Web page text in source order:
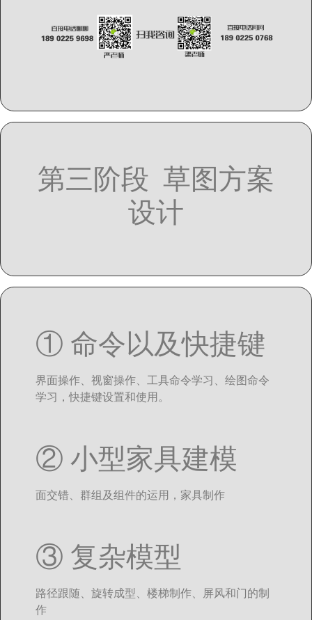
第三阶段 草图方案
设计
① 命令以及快捷键
界面操作、视窗操作、工具命令学习、绘图命令
学习，快捷键设置和使用。
② 小型家具建模
面交错、群组及组件的运用，家具制作
③ 复杂模型
路径跟随、旋转成型、楼梯制作、屏风和门的制
作